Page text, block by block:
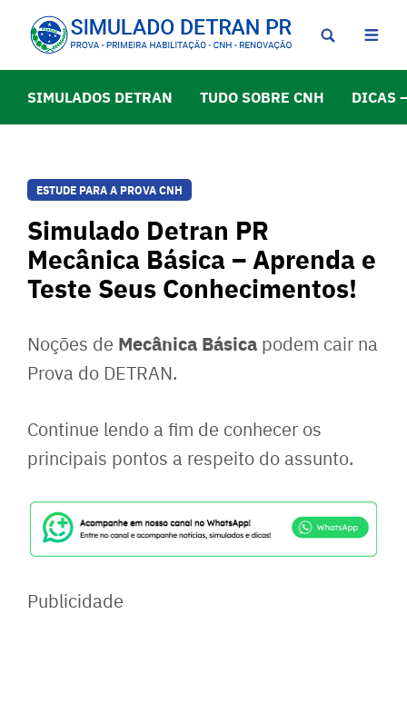
SIMULADOS DETRAN TUDO SOBRE CNH DICAS
ESTUDE PARA A PROVA CNH
Simulado Detran PR
Mecânica Básica – Aprenda e
Teste Seus Conhecimentos!
Noções de Mecânica Básica podem cair na
Prova do DETRAN.
Continue lendo a fim de conhecer os
principais pontos a respeito do assunto.
Publicidade